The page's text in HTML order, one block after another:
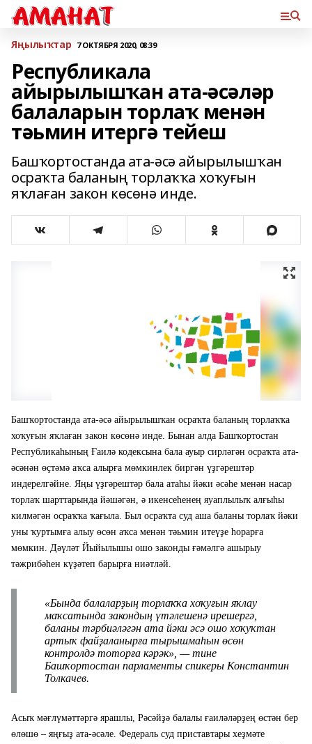
Яңылыҡтар 7 ОКТЯБРЯ 2020, 08:39
Республикала
айырылышҡан ата-әсәләр
балаларын торлаҡ менән
тәьмин итергә тейеш
Башҡортостанда ата-әсә айырылышҡан
осраҡта баланың торлаҡҡа хоҡуғын
яҡлаған закон көсөнә инде.
Башҡортостанда ата-әсә айырылышҡан осраҡта баланың торлаҡҡа
хоҡуғын яҡлаған закон көсөнә инде. Бынан алда Башҡортостан
Республикаһының Ғаилә кодексына бала ауыр сирләгән осраҡта ата-
әсәнән өҫтәмә аҡса алырға мөмкинлек биргән үҙгәрештәр
индерелгәйне. Яңы үҙгәрештәр бала атаһы йәки әсәһе менән насар
торлаҡ шарттарында йәшәгән, ә икенсеһенең яуаплылыҡ алғыһы
килмәгән осраҡҡа ҡағыла. Был осраҡта суд аша баланы торлаҡ йәки
уны ҡуртымға алыу өсөн аҡса менән тәьмин итеүҙе һорарға
мөмкин. Дәүләт Йыйылышы ошо законды ғәмәлгә ашырыу
тәжрибәһен күҙәтеп барырға ниәтләй.
«Бында балаларҙың торлаҡҡа хоҡуғын яҡлау
маҡсатында закондың үтәлешенә ирешергә,
баланы тәрбиәләгән ата йәки әсә ошо хоҡуҡтан
артыҡ файҙаланырға тырышмаһын өсөн
контролдә тоторға кәрәк», — тине
Башҡортостан парламенты спикеры Константин
Толкачев.
Асыҡ мәғлүмәттәргә ярашлы, Рәсәйҙә балалы ғаиләләрҙең өстән бер
өлөшө – яңғыҙ ата-әсәле. Федераль суд приставтары хеҙмәте